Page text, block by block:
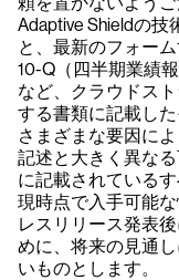
Adaptive Shieldの
と、最新のフォー
10-Q（四半期業績
など、クラウドス
する書類に記載し
さまざまな要因に
記述と大きく異な
に記載されている
現時点で入手可能
レスリリース発表
めに、将来の見通
いものとします。